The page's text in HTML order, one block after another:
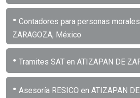
• Contadores para personas
ZARAGOZA, México
• Tramites SAT en ATIZAPAN DE
• Asesoría RESICO en ATIZAPAN